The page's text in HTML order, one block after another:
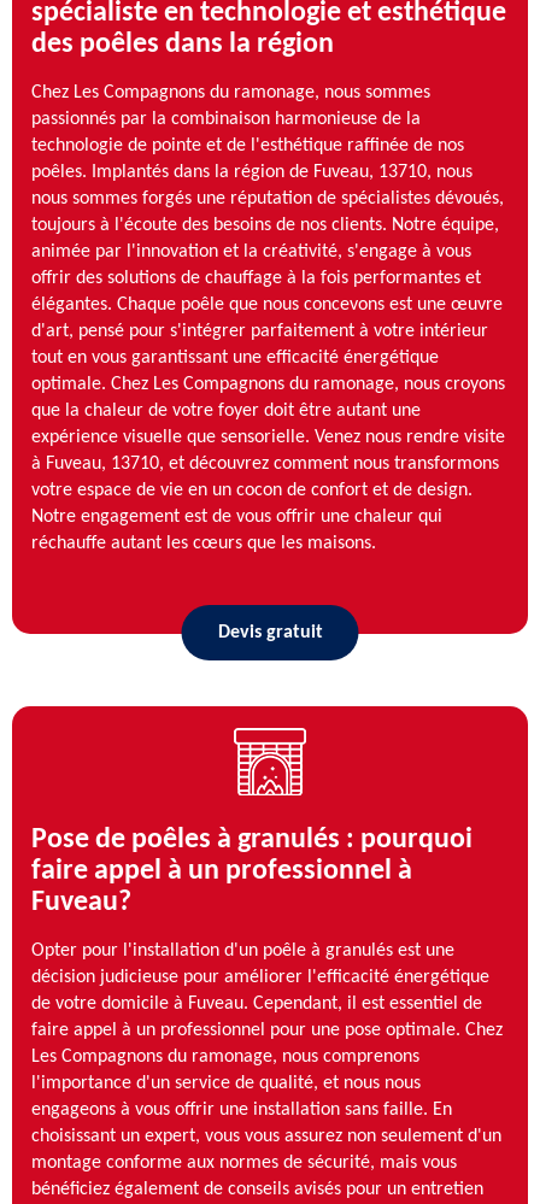
spécialiste en technologie et esthétique
des poêles dans la région
Chez Les Compagnons du ramonage, nous sommes
passionnés par la combinaison harmonieuse de la
technologie de pointe et de l'esthétique raffinée de nos
poêles. Implantés dans la région de Fuveau, 13710, nous
nous sommes forgés une réputation de spécialistes dévoués,
toujours à l'écoute des besoins de nos clients. Notre équipe,
animée par l'innovation et la créativité, s'engage à vous
offrir des solutions de chauffage à la fois performantes et
élégantes. Chaque poêle que nous concevons est une œuvre
d'art, pensé pour s'intégrer parfaitement à votre intérieur
tout en vous garantissant une efficacité énergétique
optimale. Chez Les Compagnons du ramonage, nous croyons
que la chaleur de votre foyer doit être autant une
expérience visuelle que sensorielle. Venez nous rendre visite
à Fuveau, 13710, et découvrez comment nous transformons
votre espace de vie en un cocon de confort et de design.
Notre engagement est de vous offrir une chaleur qui
réchauffe autant les cœurs que les maisons.
Devis gratuit
Pose de poêles à granulés : pourquoi
faire appel à un professionnel à
Fuveau?
Opter pour l'installation d'un poêle à granulés est une
décision judicieuse pour améliorer l'efficacité énergétique
de votre domicile à Fuveau. Cependant, il est essentiel de
faire appel à un professionnel pour une pose optimale. Chez
Les Compagnons du ramonage, nous comprenons
l'importance d'un service de qualité, et nous nous
engageons à vous offrir une installation sans faille. En
choisissant un expert, vous vous assurez non seulement d'un
montage conforme aux normes de sécurité, mais vous
bénéficiez également de conseils avisés pour un entretien